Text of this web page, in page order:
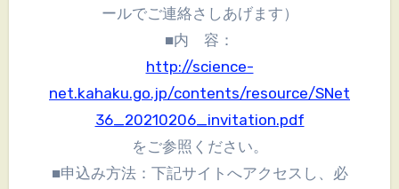
ールでご連絡さしあげます）
■内 容：
http://science-
net.kahaku.go.jp/contents/resource/SNet
36_20210206_invitation.pdf
をご参照ください。
■申込み方法：下記サイトへアクセスし、必